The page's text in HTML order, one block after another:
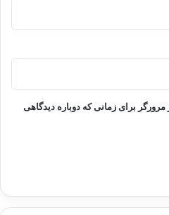
برای زمانی که دوباره دیدگاهی